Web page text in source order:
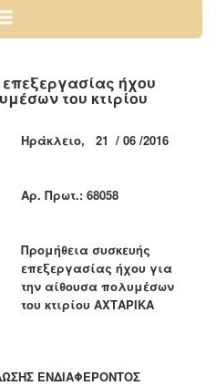
ήχου
του κτιρίου
Ηράκλειο, 21 / 06 /2016
Aρ. Πρωτ.: 68058
Προμήθεια συσκευής
επεξεργασίας ήχου για
την αίθουσα πολυμέσων
του κτιρίου ΑΧΤΑΡΙΚΑ
ΕΝΔΙΑΦΕΡΟΝΤΟΣ